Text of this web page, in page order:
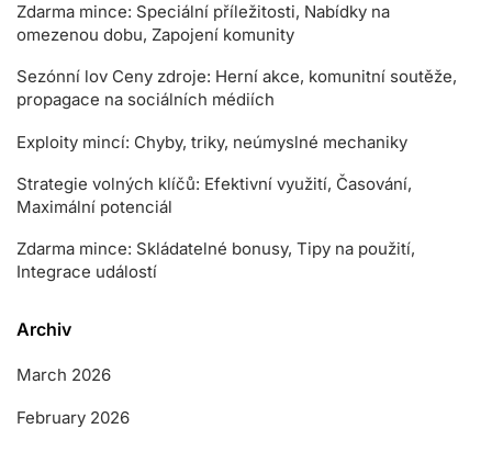
Zdarma mince: Speciální příležitosti, Nabídky na
omezenou dobu, Zapojení komunity
Sezónní lov Ceny zdroje: Herní akce, komunitní soutěže,
propagace na sociálních médiích
Exploity mincí: Chyby, triky, neúmyslné mechaniky
Strategie volných klíčů: Efektivní využití, Časování,
Maximální potenciál
Zdarma mince: Skládatelné bonusy, Tipy na použití,
Integrace událostí
Archiv
March 2026
February 2026